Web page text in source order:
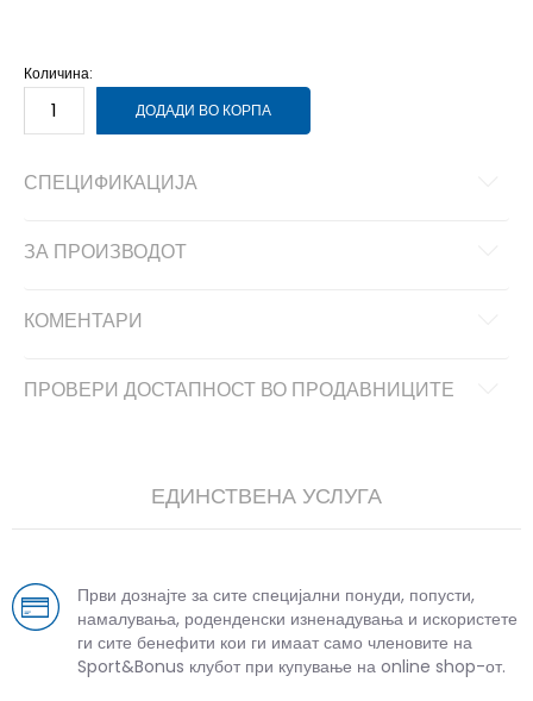
Количина:
ДОДАДИ ВО КОРПА
СПЕЦИФИКАЦИЈА
ЗА ПРОИЗВОДОТ
КОМЕНТАРИ
ПРОВЕРИ ДОСТАПНОСТ ВО ПРОДАВНИЦИТЕ
ЕДИНСТВЕНА УСЛУГА
Први дознајте за сите специјални понуди, попусти,
намалувања, роденденски изненадувања и искористете
ги сите бенефити кои ги имаат само членовите на
Sport&Bonus клубот при купување на online shop-от.